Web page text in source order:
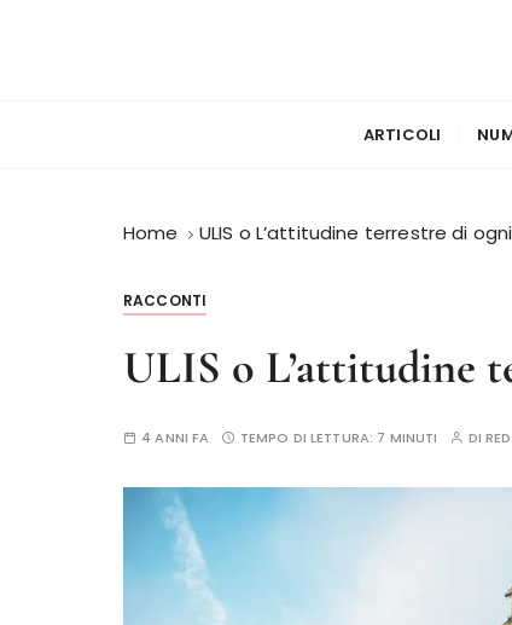
ARTICOLI
Home ULIS o L’attitudine terrestre di
RACCONTI
ULIS o L’attitudine
4 ANNI FA TEMPO DI LETTURA: 7 MINUTI DI